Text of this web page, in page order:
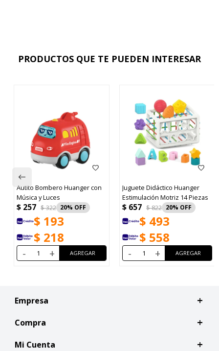
PRODUCTOS QUE TE PUEDEN INTERESAR
Autito Bombero Huanger con
Música y Luces
$ 257 $322 20
$ 193
$ 218
- +
Juguete Didáctico Huanger
Estimulación Motriz 14 Piezas
$ 657 $822 20
$ 493
$ 558
- +
Empresa
Compra
Mi Cuenta